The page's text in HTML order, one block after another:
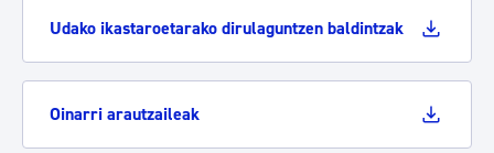
Udako ikastaroetarako dirulaguntzen baldintzak
Oinarri arautzaileak